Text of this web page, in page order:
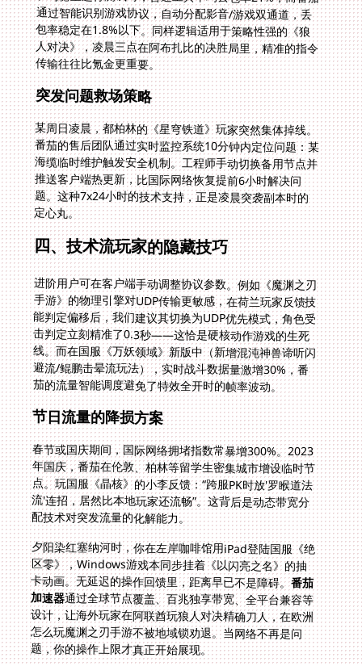
传输往往比氪金更重要。
突发问题救场策略
某周日凌晨，都柏林的《星穹铁道》玩家突然集体掉线。
番茄的售后团队通过实时监控系统10分钟内定位问题：某
海缆临时维护触发安全机制。工程师手动切换备用节点并
推送客户端热更新，比国际网络恢复提前6小时解决问
题。这种7x24小时的技术支持，正是凌晨突袭副本时的
定心丸。
四、技术流玩家的隐藏技巧
进阶用户可在客户端手动调整协议参数。例如《魔渊之刃
手游》的物理引擎对UDP传输更敏感，在荷兰玩家反馈技
能判定偏移后，我们建议其切换为UDP优先模式，角色受
击判定立刻精准了0.3秒——这恰是硬核动作游戏的生死
线。而在国服《万妖领域》新版中（新增混沌神兽谛听闪
避流/鲲鹏击晕流玩法），实时战斗数据量激增30%，番
茄的流量智能调度避免了特效全开时的帧率波动。
节日流量的降损方案
春节或国庆期间，国际网络拥堵指数常暴增300%。2023
年国庆，番茄在伦敦、柏林等留学生密集城市增设临时节
点。玩国服《晶核》的小李反馈：“跨服PK时放'罗睺道法
流'连招，居然比本地玩家还流畅”。这背后是动态带宽分
配技术对突发流量的化解能力。
夕阳染红塞纳河时，你在左岸咖啡馆用iPad登陆国服《绝
区零》，Windows游戏本同步挂着《以闪亮之名》的抽
卡动画。无延迟的操作回馈里，距离早已不是障碍。番茄
加速器通过全球节点覆盖、百兆独享带宽、全平台兼容等
设计，让海外玩家在阿联酋玩狼人对决精确刀人，在欧洲
怎么玩魔渊之刃手游不被地域锁劝退。当网络不再是问
题，你的操作上限才真正开始展现。